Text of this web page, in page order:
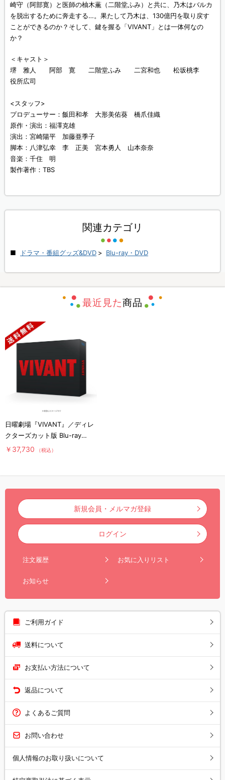
崎守（阿部寛）と医師の柚木薫（二階堂ふみ）と共に、乃木はバルカ
を脱出するために奔走する…。果たして乃木は、130億円を取り戻す
ことができるのか？そして、鍵を握る「VIVANT」とは一体何なの
か？
＜キャスト＞
堺 雅人 阿部 寛 二階堂ふみ 二宮和也 松坂桃李
役所広司
<スタッフ>
プロデューサー：飯田和孝 大形美佑葵 橋爪佳織
原作・演出：福澤克雄
演出：宮崎陽平 加藤亜季子
脚本：八津弘幸 李 正美 宮本勇人 山本奈奈
音楽：千住 明
製作著作：TBS
関連カテゴリ
ドラマ・番組グッズ&DVD > Blu-ray・DVD
最近見た商品
日曜劇場『VIVANT』／ディレ
クターズカット版 Blu-ray
BOX（送料無料・4枚組）
￥37,730 （税込）
新規会員・メルマガ登録
ログイン
注文履歴 お気に入りリスト
お知らせ
ご利用ガイド
送料について
お支払い方法について
返品について
よくあるご質問
お問い合わせ
個人情報のお取り扱いについて